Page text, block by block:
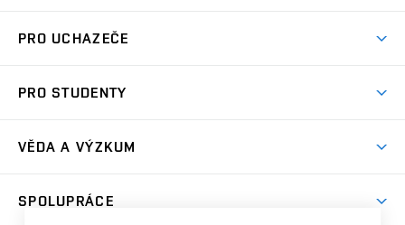
Koleje
Sport na VUT
PRO UCHAZEČE
Dny otevřených dveří
Celoživotní vzdělávání
PRO STUDENTY
Harmonogram akademického roku
Zpracování osobních údajů studentů
Sociální bezpečí
VĚDA A VÝZKUM
SPOLUPRÁCE